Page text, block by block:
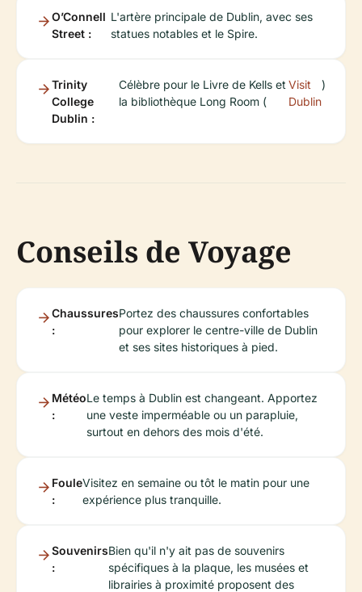
O’Connell
Street :
L'artère principale de Dublin, avec ses
statues notables et le Spire.
Trinity
College
Dublin :
Célèbre pour le Livre de Kells et
la bibliothèque Long Room (
Visit
Dublin
)
Conseils de Voyage
Chaussures
:
Portez des chaussures confortables
pour explorer le centre-ville de Dublin
et ses sites historiques à pied.
Météo
:
Le temps à Dublin est changeant. Apportez
une veste imperméable ou un parapluie,
surtout en dehors des mois d'été.
Foule
:
Visitez en semaine ou tôt le matin pour une
expérience plus tranquille.
Souvenirs
:
Bien qu'il n'y ait pas de souvenirs
spécifiques à la plaque, les musées et
librairies à proximité proposent des